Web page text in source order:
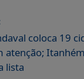
coloca 19
atenção;
lista